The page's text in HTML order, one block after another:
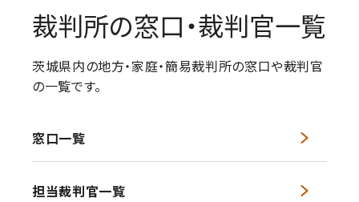
裁判所の窓口・裁判官一覧
茨城県内の地方・家庭・簡易裁判所の窓口や裁判官
の一覧です。
窓口一覧
担当裁判官一覧